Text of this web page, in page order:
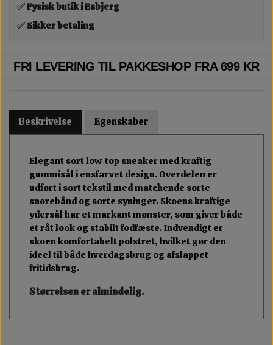
✅ Fysisk butik i Esbjerg
✅ Sikker betaling
FRI LEVERING TIL PAKKESHOP FRA 699 KR
Beskrivelse Egenskaber
Elegant sort low-top sneaker med kraftig
gummisål i ensfarvet design. Overdelen er
udført i sort tekstil med matchende sorte
snørebånd og sorte syninger. Skoens kraftige
ydersål har et markant mønster, som giver både
et råt look og stabilt fodfæste. Indvendigt er
skoen komfortabelt polstret, hvilket gør den
ideel til både hverdagsbrug og afslappet
fritidsbrug.
Størrelsen er almindelig.